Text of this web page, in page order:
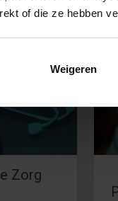
of die ze hebben
Weigeren
&
zorg
Zorg